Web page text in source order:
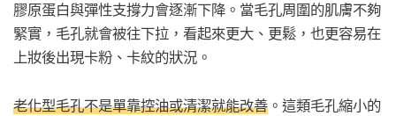
膠原蛋白與彈性支撐力會逐漸下降。當毛孔周圍的肌膚不夠
緊實，毛孔就會被往下拉，看起來更大、更鬆，也更容易在
上妝後出現卡粉、卡紋的狀況。
老化型毛孔不是單靠控油或清潔就能改善 。這類毛孔縮小的